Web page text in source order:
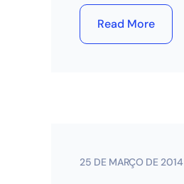
Read More
25 DE MARÇO DE 2014